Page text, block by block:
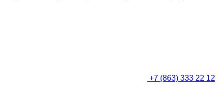
+7 (863) 333 22 12